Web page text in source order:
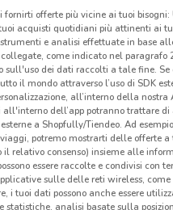
Ethos
Scade il 16/08 343 m
fornirti offerte più vicine ai tuoi
acquisti quotidiani più attinenti ai
e analisi effettuate in base
come indicato nel paragrafo
sull'uso dei dati raccolti a tale fine.
il mondo attraverso l’uso di SDK
all’interno della
all'interno dell’app potranno trattare
a Shopfully/Tiendeo. Ad
potremo mostrarti delle offerte
il relativo consenso) insieme alle
essere raccolte e condivisi con
sulle delle reti wireless,
i tuoi dati possono anche essere
statistiche, analisi basate sulla